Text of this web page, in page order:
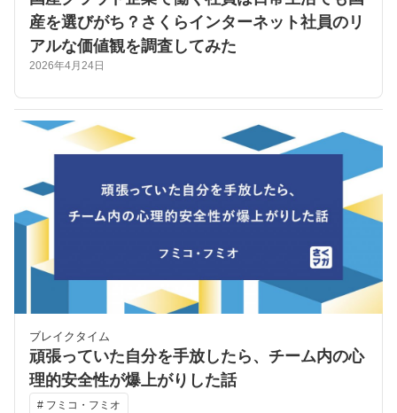
産を選びがち？さくらインターネット社員のリ
アルな価値観を調査してみた
2026年4月24日
ブレイクタイム
頑張っていた自分を手放したら、チーム内の心
理的安全性が爆上がりした話
# フミコ・フミオ